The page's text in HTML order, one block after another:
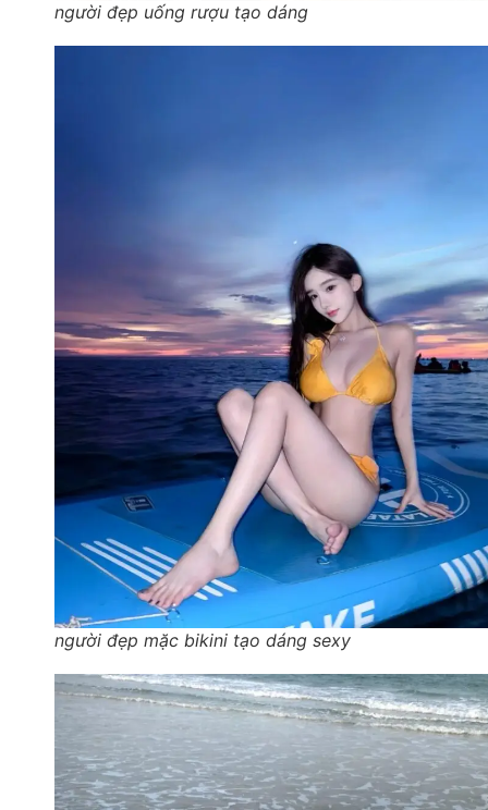
người đẹp uống rượu tạo dáng
người đẹp mặc bikini tạo dáng sexy